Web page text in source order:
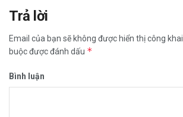
Trả lời
Email của bạn sẽ không được hiển thị công khai.
buộc được đánh dấu *
Bình luận